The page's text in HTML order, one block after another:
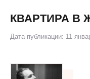
КВАРТИРА В
Дата публикации: 11